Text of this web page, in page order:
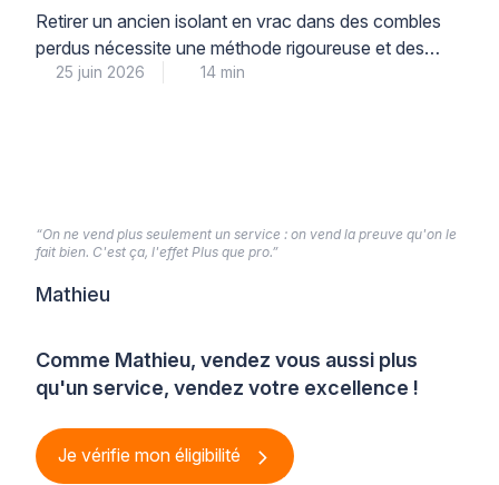
précautions
Retirer un ancien isolant en vrac dans des combles
perdus nécessite une méthode rigoureuse et des
équipements professionnels adaptés pour garantir la
pour limiter la […]
25 juin 2026 14 min
Comme Mathieu, vendez vous aussi plus
qu'un service, vendez votre excellence !
Je vérifie mon éligibilité
“On ne vend plus seulement un service : on vend la preuve qu'on le
fait bien. C'est ça, l'effet Plus que pro.”
Mathieu